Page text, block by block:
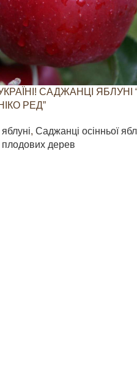
САДЖАНЦІ ЯБЛУНІ
РЕД”
, Саджанці осінньої
дерев